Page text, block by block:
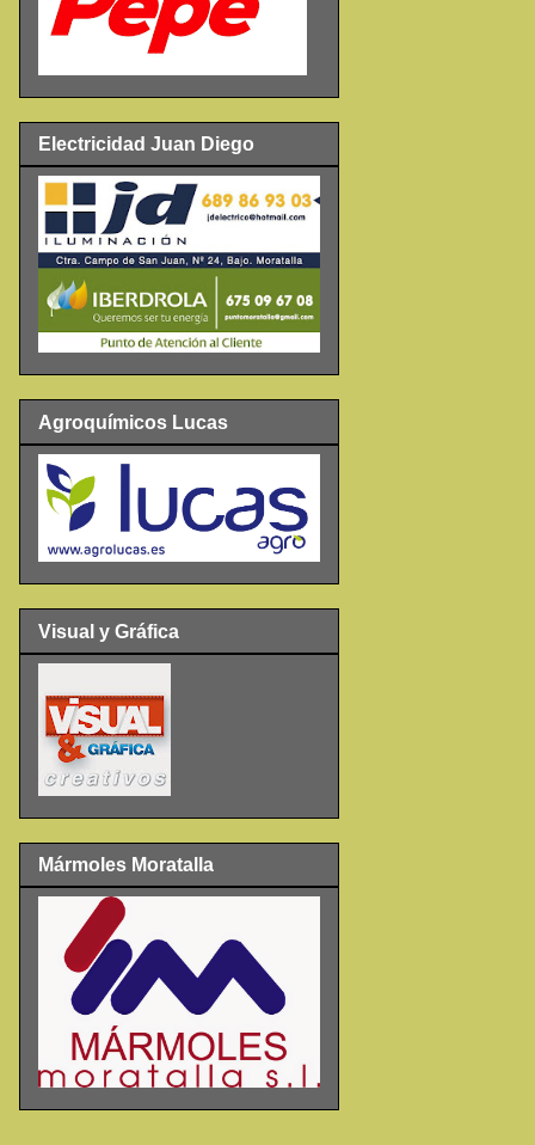
Electricidad Juan Diego
Agroquímicos Lucas
Visual y Gráfica
Mármoles Moratalla